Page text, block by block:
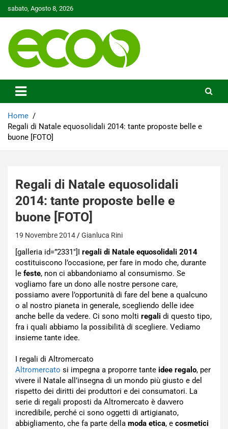
to
sabato, Agosto 8, 2026
Ecoo.it
Home
Regali di Natale equosolidali 2014: tante proposte belle e
buone [FOTO]
Regali di Natale equosolidali
2014: tante proposte belle e
buone [FOTO]
19 Novembre 2014 Gianluca Rini
[galleria id=”2331″]I regali di Natale equosolidali 2014
costituiscono l’occasione, per fare in modo che, durante
le feste, non ci abbandoniamo al consumismo. Se
vogliamo fare un dono alle nostre persone care,
possiamo avere l’opportunità di fare del bene a qualcuno
o al nostro pianeta in generale, scegliendo delle idee
anche belle da vedere. Ci sono molti regali di questo tipo,
fra i quali abbiamo la possibilità di scegliere. Vediamo
insieme tante idee.
I regali di Altromercato
Altromercato si impegna a proporre tante idee regalo, per
vivere il Natale all’insegna di un mondo più giusto e del
rispetto dei diritti dei produttori e dei consumatori. La
serie di regali proposti da Altromercato è davvero
incredibile, perché ci sono oggetti di artigianato,
abbigliamento, che fa parte della moda etica, e cosmetici